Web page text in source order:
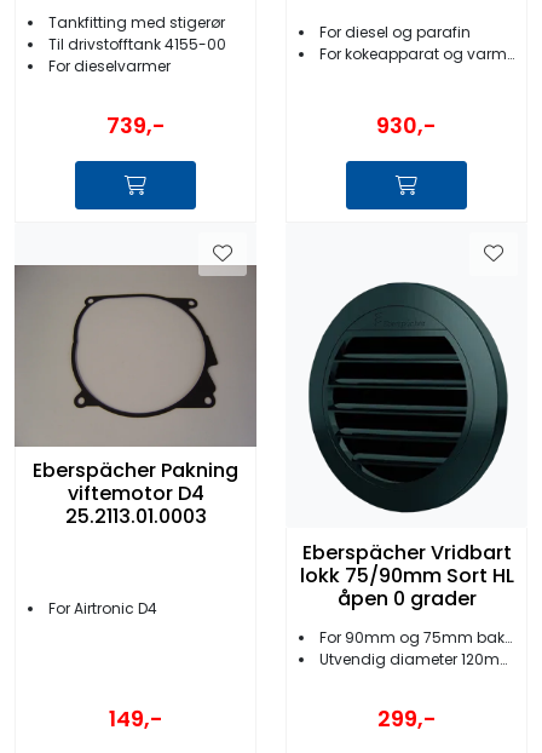
Tankfitting med stigerør
Til drivstofftank 4155-00
For dieselvarmer
739,-
For diesel og parafin
For kokeapparat og varmere
930,-
Eberspächer Pakning
viftemotor D4
25.2113.01.0003
For Airtronic D4
149,-
Eberspächer Vridbart
lokk 75/90mm Sort HL
åpen 0 grader
For 90mm og 75mm bakstykker
Utvendig diameter 120mm
299,-